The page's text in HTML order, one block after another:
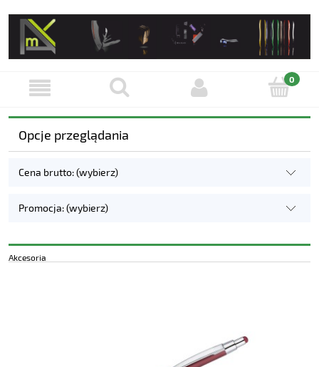
Opcje przeglądania
Cena brutto: (wybierz)
Promocja: (wybierz)
Akcesoria